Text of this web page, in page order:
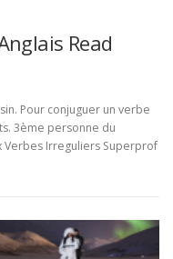
Read
Pour conjuguer un verbe
3ème personne du
Verbes Irreguliers Superprof